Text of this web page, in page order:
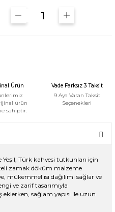
Ürün
ürün
sahiptir.
Vade Farksız 3 Taksit
9 Aya Varan Taksit
Seçenekleri
Türk kahvesi tutkunları için
zamak döküm malzeme
ısı dağılımı sağlar ve
ve zarif tasarımıyla
sağlam yapısı ile uzun